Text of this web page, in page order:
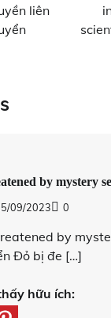
liên
by mystery
09/2023 0
by
Đỏ bị đe […]
hữu ích: